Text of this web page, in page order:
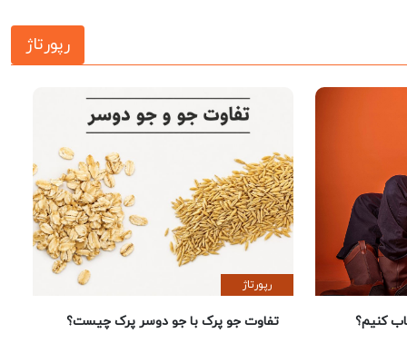
رپورتاژ
کنیم؟
رپورتاژ
تفاوت جو پرک با جو دوسر پرک چیست؟